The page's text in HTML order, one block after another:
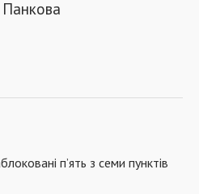
п’ять з семи пунктів